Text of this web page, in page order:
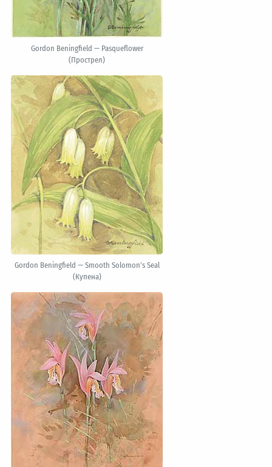
Gordon Beningfield — Pasqueflower
(Прострел)
Gordon Beningfield — Smooth Solomon's Seal
(Купена)